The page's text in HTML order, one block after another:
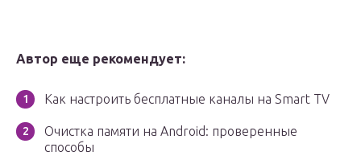
Автор еще рекомендует:
Как настроить бесплатные каналы на Smart TV
Очистка памяти на Android: проверенные
способы